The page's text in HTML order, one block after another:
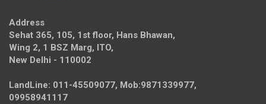
Address
Sehat 365, 105, 1st floor, Hans Bhawan,
Wing 2, 1 BSZ Marg, ITO,
New Delhi - 110002
LandLine: 011-45509077, Mob:9871339977,
09958941117